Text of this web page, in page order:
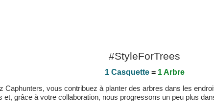
#StyleForTrees
1 Casquette= 1 Arbre
Caphunters, vous contribuez à planter des arbres dans les
et, grâce à votre collaboration, nous progressons un peu plus